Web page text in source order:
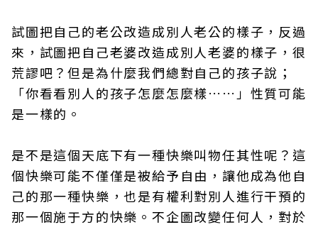
試圖把自己的老公改造成別人老公的樣子，反過
來，試圖把自己老婆改造成別人老婆的樣子，很
荒謬吧？但是為什麼我們總對自己的孩子說；
「你看看別人的孩子怎麼怎麼樣……」性質可能
是一樣的。
是不是這個天底下有一種快樂叫物任其性呢？這
個快樂可能不僅僅是被給予自由，讓他成為他自
己的那一種快樂，也是有權利對別人進行干預的
那一個施于方的快樂。不企圖改變任何人，對於